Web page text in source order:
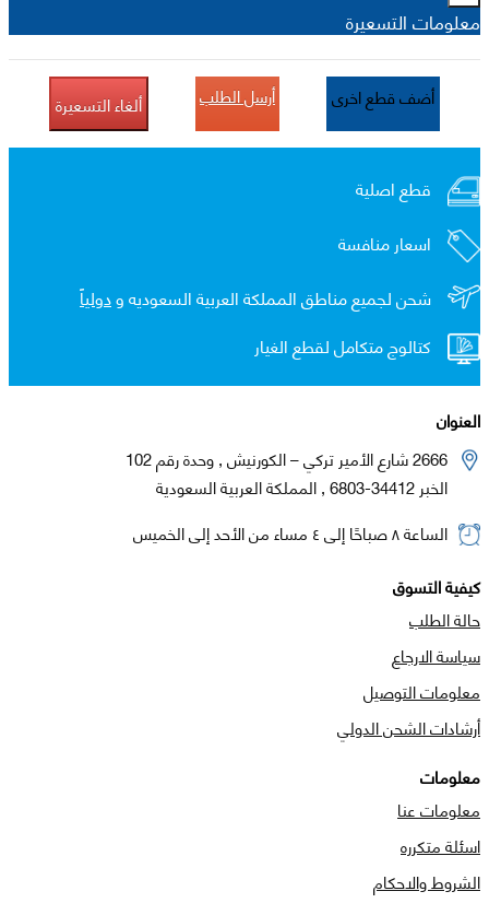
معلومات التسعيرة
أضف قطع اخرى أرسل الطلب ألغاء التسعيرة
قطع اصلية
اسعار منافسة
شحن لجميع مناطق المملكة العربية السعوديه ودولياً
كتالوج متكامل لقطع الغيار
العنوان
2666 شارع الأمير تركي – الكورنيش , وحدة رقم 102
الخبر 34412-6803 , المملكة العربية السعودية
الساعة ٨ صباحًا إلى ٤ مساء من الأحد إلى الخميس
كيفية التسوق
حالة الطلب
سياسة الارجاع
معلومات التوصيل
أرشادات الشحن الدولي
معلومات
معلومات عنا
اسئلة متكرره
الشروط والاحكام